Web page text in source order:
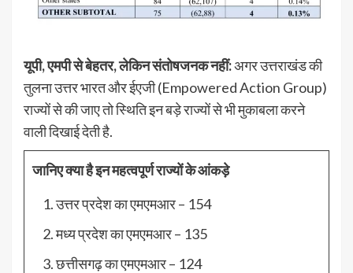
यूपी, एमपी से बेहतर, लेकिन संतोषजनक नहीं:अगर उत्तराखंड की
तुलना उत्तर भारत और ईएजी (Empowered Action Group)
राज्यों से की जाए तो स्थिति इन बड़े राज्यों से भी मुकाबला करने
वाली दिखाई देती है.
जानिए क्या है इन महत्वपूर्ण राज्यों के आंकड़े
उत्तर प्रदेश का एमएमआर – 154
मध्य प्रदेश का एमएमआर – 135
छत्तीसगढ़ का एमएमआर – 124